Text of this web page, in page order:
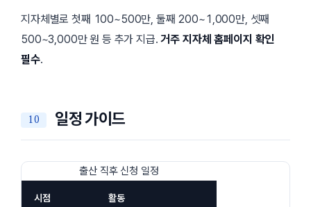
지자체별로 첫째 100~500만, 둘째 200~1,000만, 셋째
500~3,000만 원 등 추가 지급.거주 지자체 홈페이지 확인
필수.
일정 가이드
출산 직후 신청 일정
시점 활동